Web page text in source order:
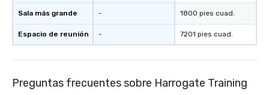
Sala más grande
Espacio de reunión
-
-
1800 pies cuad.
7201 pies cuad.
Preguntas frecuentes sobre Harrogate Training